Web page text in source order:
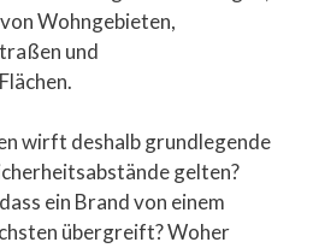
Wohngebieten,
und
wirft deshalb grundlegende
gelten?
ein Brand von einem
übergreift? Woher